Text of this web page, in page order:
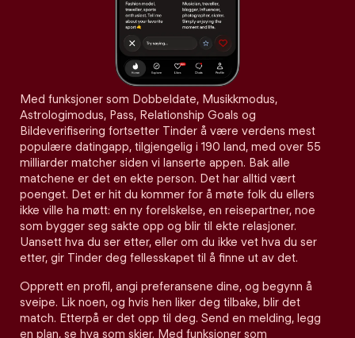
Med funksjoner som Dobbeldate, Musikkmodus,
Astrologimodus, Pass, Relationship Goals og
Bildeverifisering fortsetter Tinder å være verdens mest
populære datingapp, tilgjengelig i 190 land, med over 55
milliarder matcher siden vi lanserte appen. Bak alle
matchene er det en ekte person. Det har alltid vært
poenget. Det er hit du kommer for å møte folk du ellers
ikke ville ha møtt: en ny forelskelse, en reisepartner, noe
som bygger seg sakte opp og blir til ekte relasjoner.
Uansett hva du ser etter, eller om du ikke vet hva du ser
etter, gir Tinder deg fellesskapet til å finne ut av det.
Opprett en profil, angi preferansene dine, og begynn å
sveipe. Lik noen, og hvis hen liker deg tilbake, blir det
match. Etterpå er det opp til deg. Send en melding, legg
en plan, se hva som skjer. Med funksjoner som